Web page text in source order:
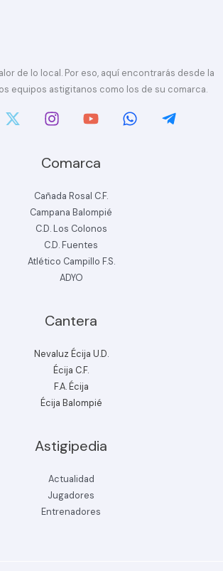
de lo local. Por eso, aquí encontrarás desde la
equipos astigitanos como los de su comarca.
Comarca
Cañada Rosal C.F.
Campana Balompié
C.D. Los Colonos
C.D. Fuentes
Atlético Campillo F.S.
ADYO
Cantera
Nevaluz Écija U.D.
Écija C.F.
F.A. Écija
Écija Balompié
Astigipedia
Actualidad
Jugadores
Entrenadores